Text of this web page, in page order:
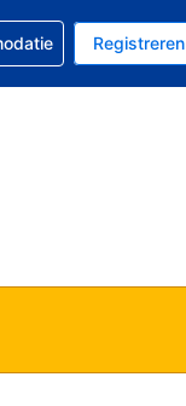
dollar
Registreren